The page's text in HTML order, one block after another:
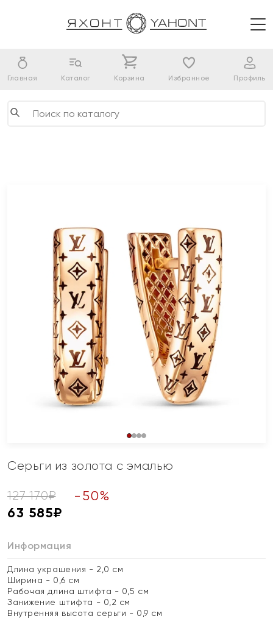
Главная Каталог Корзина Избранное Профиль
Серьги из золота с эмалью
127 170₽ - 50%
63 585₽
Информация
Длина украшения - 2,0 см
Ширина - 0,6 см
Рабочая длина штифта - 0,5 см
Занижение штифта - 0,2 см
Внутренняя высота серьги - 0,9 см